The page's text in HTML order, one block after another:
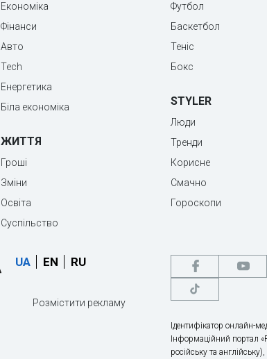
Економіка
Фінанси
Авто
Tech
Енергетика
Біла економіка
ЖИТТЯ
Гроші
Зміни
Освіта
Суспільство
Футбол
Баскетбол
Теніс
Бокс
STYLER
Люди
Тренди
Корисне
Смачно
Гороскопи
UA EN RU
Розмістити рекламу
Ідентифікатор онлайн-
Інформаційний портал
російську та